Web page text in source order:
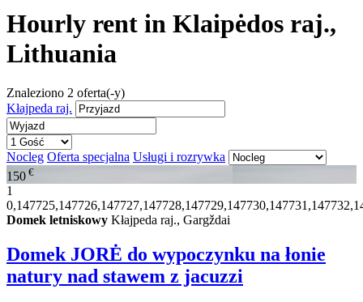
Hourly rent in Klaipėdos raj.,
Lithuania
Znaleziono 2 oferta(-y)
Kłajpeda raj.
Nocleg Oferta specjalna Usługi i rozrywka
150 €
1
Domek letniskowy Kłajpeda raj., Gargždai
Domek JORĖ do wypoczynku na łonie
natury nad stawem z jacuzzi